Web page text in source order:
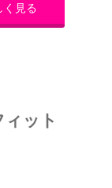
く見る
ット